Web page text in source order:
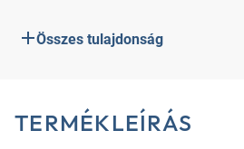
Összes tulajdonság
TERMÉKLEÍRÁS